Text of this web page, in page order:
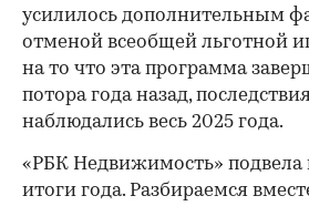
усилилось дополнительным
отменой всеобщей льготной
на то что эта программа
потора года назад,
наблюдались весь 2025 года.
«РБК Недвижимость» подвела
итоги года. Разбираемся